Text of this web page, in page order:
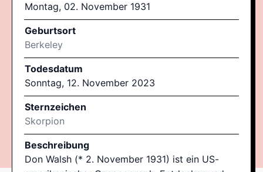
Montag, 02. November 1931
Geburtsort
Berkeley
Todesdatum
Sonntag, 12. November 2023
Sternzeichen
Skorpion
Beschreibung
Don Walsh (* 2. November 1931) ist ein US-